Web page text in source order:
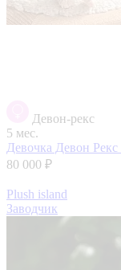
Девон-рекс
5 мес.
Девочка Девон Рекс
80 000 ₽
Plush island
Заводчик